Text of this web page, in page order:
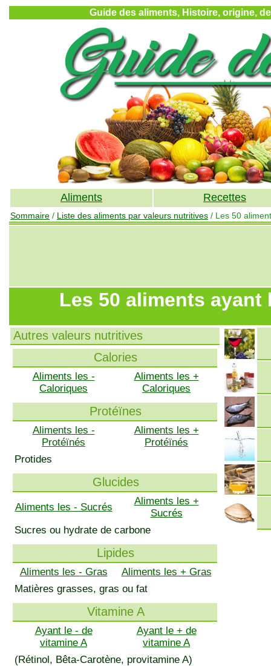
Guide des aliments, Histoire, origine,
Aliments Recettes
Sommaire / Liste des aliments par valeurs nutritives / Les 50
Les 50 aliments
Autres valeurs nutritives
Calories
Aliments les -
Caloriques
Aliments les +
Caloriques
Protéïnes
Aliments les -
Protéïnés
Aliments les +
Protéïnés
Protides
Glucides
Aliments les - Sucrés
Aliments les +
Sucrés
Sucres ou hydrate de carbone
Lipides
Aliments les - Gras
Aliments les + Gras
Matières grasses, gras ou fat
Vitamine A
Ayant le - de
vitamine A
Ayant le + de
vitamine A
(Rétinol, Bêta-Carotène, provitamine A)